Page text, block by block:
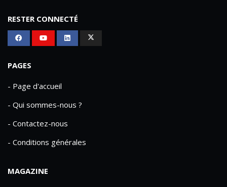
RESTER CONNECTÉ
PAGES
- Page d'accueil
- Qui sommes-nous ?
- Contactez-nous
- Conditions générales
MAGAZINE